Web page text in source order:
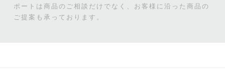
ポートは商品のご相談だけでなく、お客様に沿った商品の
ご提案も承っております。